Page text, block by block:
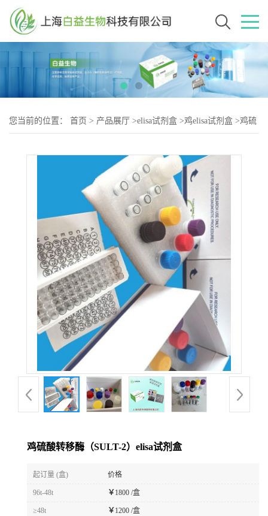
您当前的位置： 首页 > 产品展厅 >elisa试剂盒 >鸡elisa试剂盒 >鸡硫
鸡硫酸转移酶（SULT-2）elisa试剂盒
起订量 (盒) 价格
96t-48t ￥ 1800 /盒
≥48t ￥ 1200 /盒